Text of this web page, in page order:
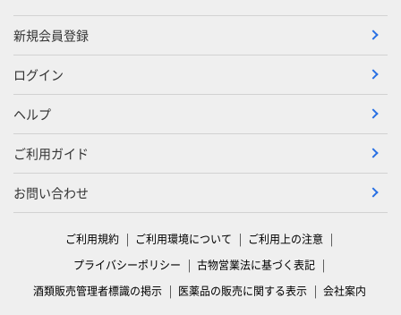
新規会員登録
ログイン
ヘルプ
ご利用ガイド
お問い合わせ
ご利用規約 ご利用環境について
ご利用上の注意
プライバシーポリシー
古物営業法に基づく表記
酒類販売管理者標識の掲示
医薬品の販売に関する表示 会社案内